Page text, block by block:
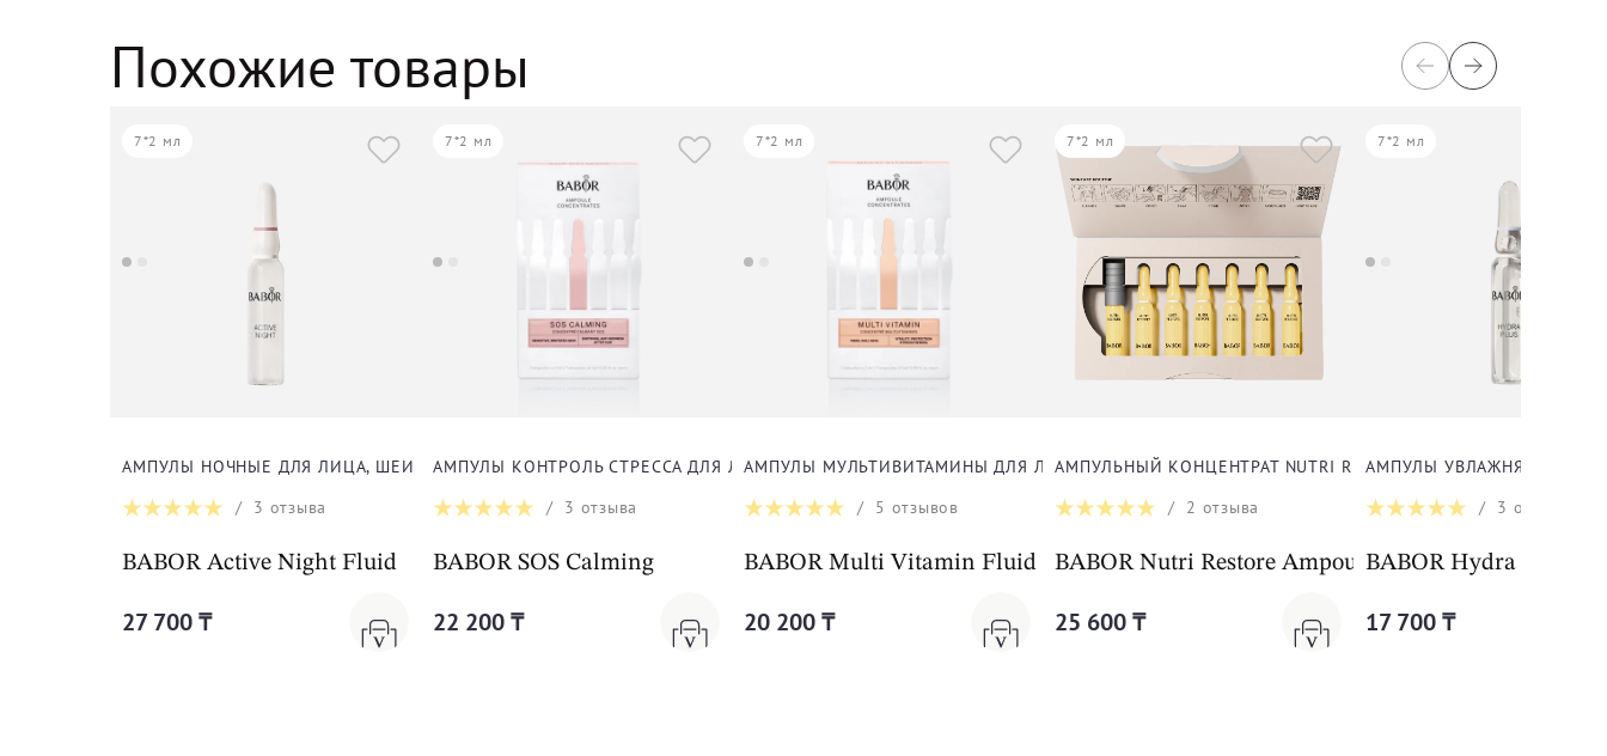
Похожие товары
7*2 мл
АМПУЛЫ НОЧНЫЕ ДЛЯ ЛИЦА, ШЕИ И ДЕКОЛЬТЕ
/ 3 отзыва
BABOR Active Night Fluid
27 700 ₸
7*2 мл
АМПУЛЫ КОНТРОЛЬ СТРЕССА ДЛЯ ЛИЦА, ШЕИ И ДЕКОЛЬТЕ
/ 3 отзыва
BABOR SOS Calming
22 200 ₸
7*2 мл
АМПУЛЫ МУЛЬТИВИТАМИНЫ ДЛЯ ЛИЦА
/ 5 отзывов
BABOR Multi Vitamin Fluid
20 200 ₸
7*2 мл
АМПУЛЬНЫЙ КОНЦЕНТРАТ NUTRI RESTORE ДЛЯ ЛИЦА, ШЕИ И
/ 2 отзыва
BABOR Nutri Restore Ampoule Serum Concentrate
25 600 ₸
7*2 мл
АМПУЛЫ УВЛАЖНЯЮЩИЕ
/ 3 отзыва
BABOR Hydra Plus
17 700 ₸